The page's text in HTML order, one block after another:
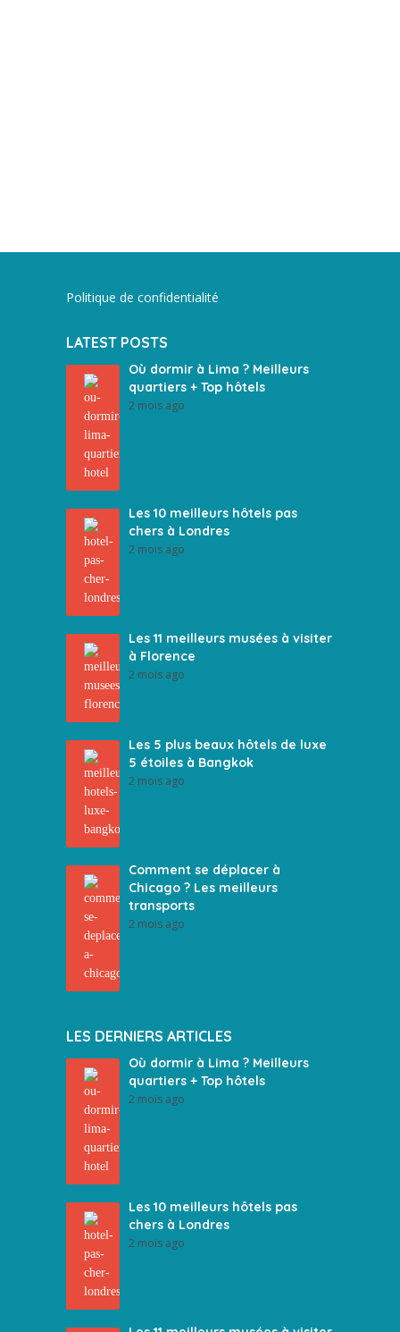
Politique de confidentialité
LATEST POSTS
Où dormir à Lima ? Meilleurs
quartiers + Top hôtels
2 mois ago
Les 10 meilleurs hôtels pas
chers à Londres
2 mois ago
Les 11 meilleurs musées à visiter
à Florence
2 mois ago
Les 5 plus beaux hôtels de luxe
5 étoiles à Bangkok
2 mois ago
Comment se déplacer à
Chicago ? Les meilleurs
transports
2 mois ago
LES DERNIERS ARTICLES
Où dormir à Lima ? Meilleurs
quartiers + Top hôtels
2 mois ago
Les 10 meilleurs hôtels pas
chers à Londres
2 mois ago